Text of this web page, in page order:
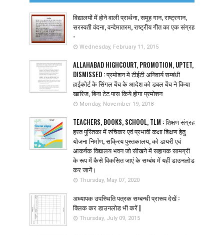
विद्यालयों में होने वाली प्रार्थना, समूह गान, राष्ट्रगान,
सरस्वती वंदना, वन्देमातरम, राष्ट्रीय गीत का एक संग्रह
-
Wednesday, February 11, 2015
ALLAHABAD HIGHCOURT, PROMOTION, UPTET,
DISMISSED : प्रमोशन मे टीईटी अनिवार्य सम्बंधी
हाईकोर्ट के सिंगल बेंच के आदेश को डबल बेंच ने किया
खारिज, बिना टेट पास किये होगा प्रमोशन
Monday, November 19, 2018
TEACHERS, BOOKS, SCHOOL, TLM : शिक्षण संग्रह
हस्त पुस्तिका में रुचिकर एवं प्रभावी कक्षा शिक्षण हेतु
योजना निर्माण, सक्रिय पुस्तकालय, को डायरी एवं
आकर्षक विद्यालय भवन जो सीखने में सहायक सामग्री
के रूप में कैसे विकसित जाएं के सम्बंध में यहीं डाउनलोड
कर जानें।
Thursday, May 07, 2020
अध्यापक उपस्थिति पत्रक सम्बन्धी प्रारूप देखें :
क्लिक कर डाउनलोड भी करें |
Thursday, July 09, 2015